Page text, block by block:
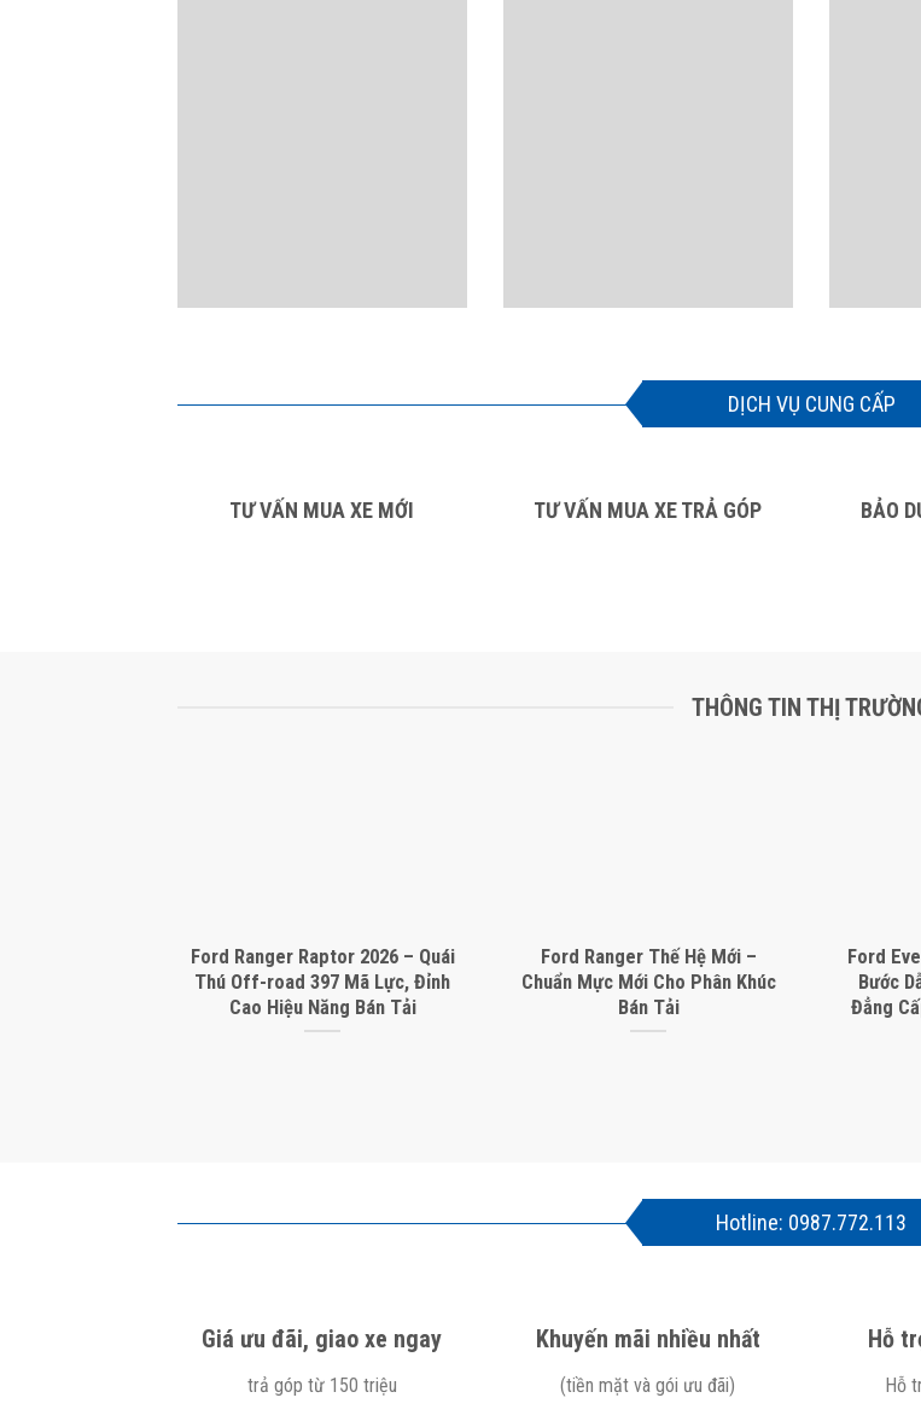
DỊCH VỤ CUNG CẤP
TƯ VẤN MUA XE MỚI TƯ VẤN MUA XE TRẢ GÓP BẢO
THÔNG TIN THỊ
Ford Ranger Raptor 2026 – Quái
Thú Off-road 397 Mã Lực, Đỉnh
Cao Hiệu Năng Bán Tải
Ford Ranger Thế Hệ Mới –
Chuẩn Mực Mới Cho Phân Khúc
Bán Tải
Ford
Bước
Đẳng
Hotline: 0987.772.113
Giá ưu đãi, giao xe ngay
trả góp từ 150 triệu
Khuyến mãi nhiều nhất
(tiền mặt và gói ưu đãi)
Hỗ
Hỗ